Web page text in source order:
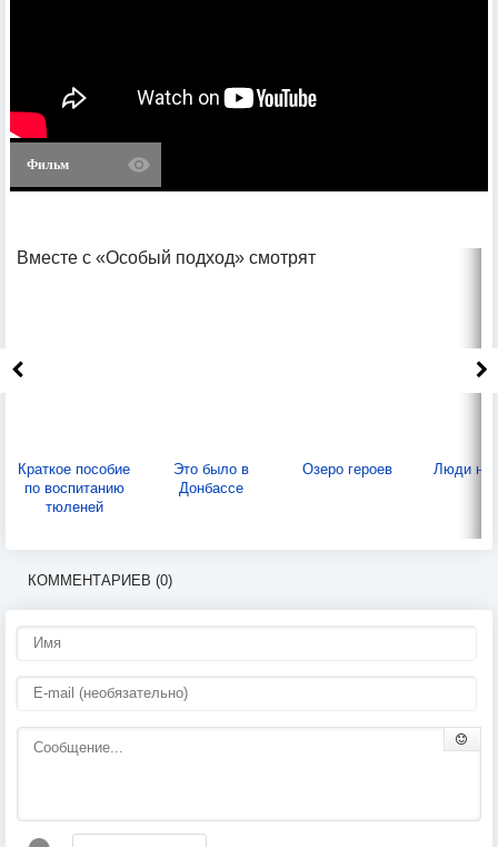
Фильм
Вместе с «Особый подход» смотрят
Краткое пособие
по воспитанию
тюленей
Это было в
Донбассе
Озеро героев Люди на
КОММЕНТАРИЕВ (0)